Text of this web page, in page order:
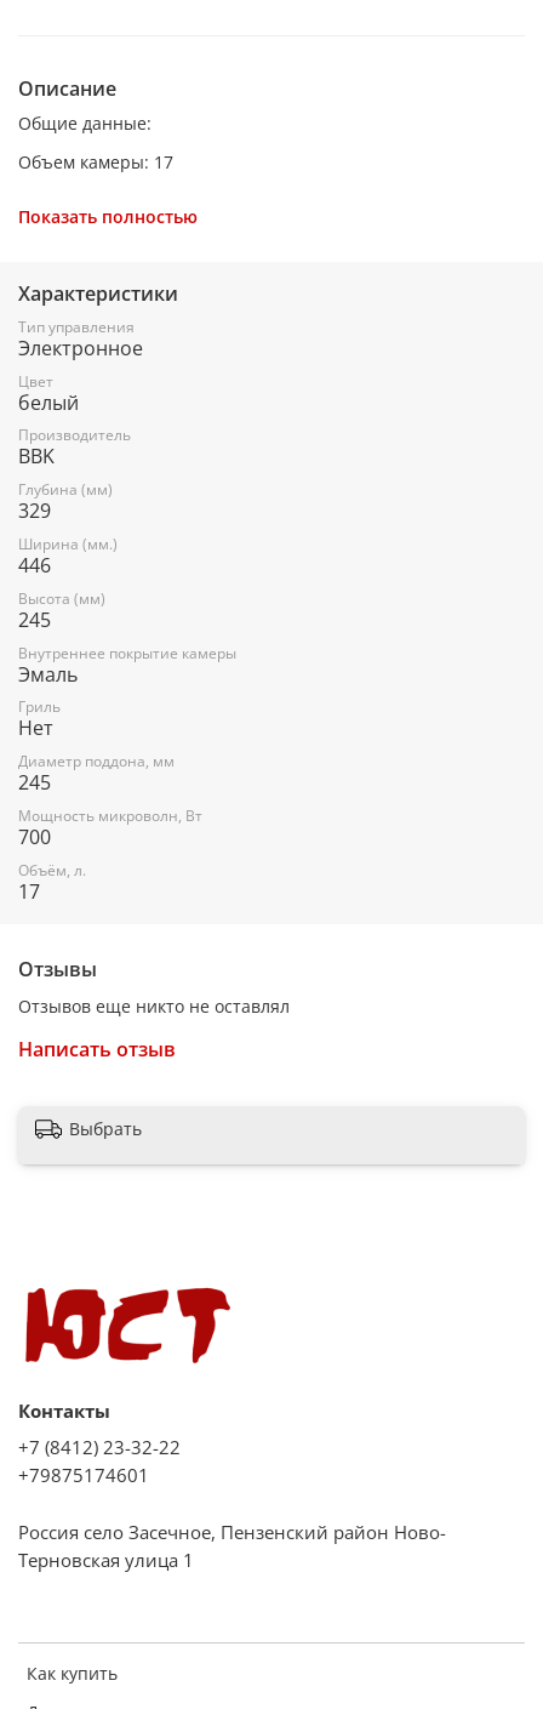
Описание
Общие данные:
Объем камеры: 17
Диаметр поворотного стола (см): 245
Материал поворотного стола: Стекло
Внутреннее покрытие: Эмаль
Тип открывания дверцы: Ручка
Таймер (мин): 99
Кол-во ступеней мощности (шт): 11
Режимы работы:
Микроволны: Да
Соло: Да
Дисплей:
Светящиеся символы дисплея: Да
Функции:
Режим "защита от детей": Да
Электропитание:
Тип блока питания: Встроенный
Энергопотребление в рабочем режиме (вт): 1100
Входное напряжение питания (в/гц): 220-230 в (50 гц)
Размеры и вес:
Ширина (мм): 446
Вес (нетто) (кг): 9.4
Показать полностью
Характеристики
Тип управления
Электронное
Цвет
белый
Производитель
BBK
Глубина (мм)
329
Ширина (мм.)
446
Высота (мм)
245
Внутреннее покрытие камеры
Эмаль
Гриль
Нет
Диаметр поддона, мм
245
Мощность микроволн, Вт
700
Объём, л.
17
Отзывы
Отзывов еще никто не оставлял
Написать отзыв
Выбрать
Как купить
Контакты
+7 (8412) 23-32-22
+79875174601
Россия село Засечное, Пензенский район Ново-
Терновская улица 1